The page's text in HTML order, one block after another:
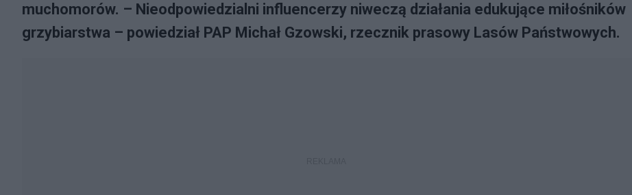
muchomorów. – Nieodpowiedzialni influencerzy niweczą działania edukujące miłośników
grzybiarstwa – powiedział PAP Michał Gzowski, rzecznik prasowy Lasów Państwowych.